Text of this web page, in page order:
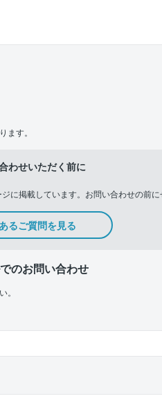
ます。
わせいただく前に
に掲載しています。お問い合わせの前に
るご質問を見る
のお問い合わせ
。